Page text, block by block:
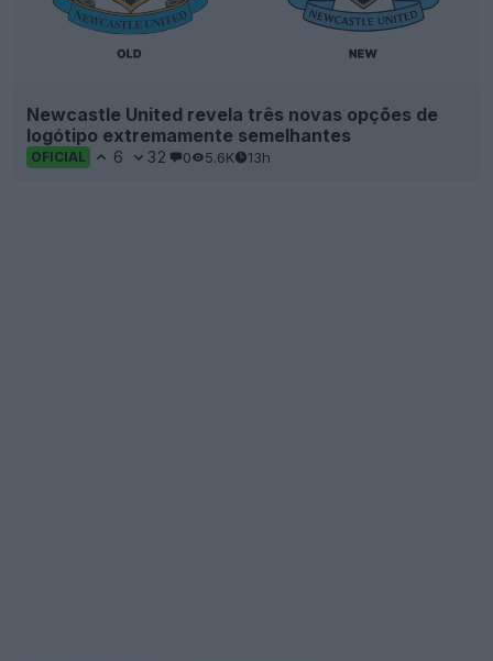
Newcastle United revela três novas opções de
logótipo extremamente semelhantes
OFICIAL 6 32 0 5.6K 13h